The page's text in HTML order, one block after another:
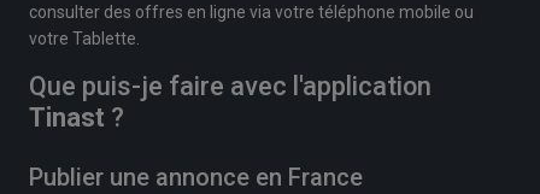
consulter des offres en ligne via votre téléphone mobile ou
votre Tablette.
Que puis-je faire avec l'application
Tinast ?
Publier une annonce en France